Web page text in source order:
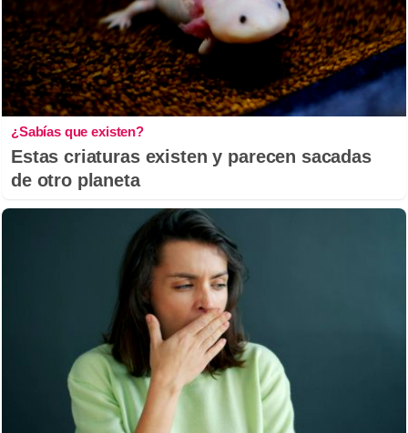
¿Sabías que existen?
Estas criaturas existen y parecen sacadas
de otro planeta